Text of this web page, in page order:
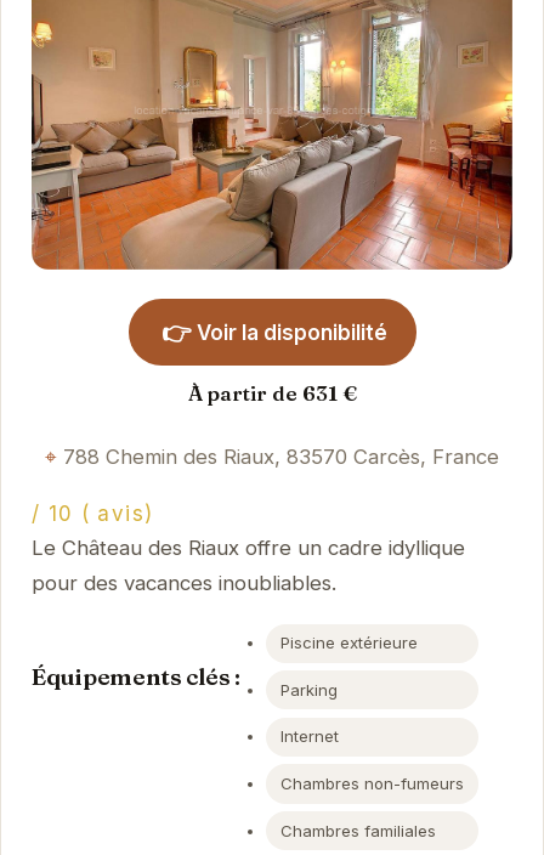
👉 Voir la disponibilité
À partir de 631 €
788 Chemin des Riaux, 83570 Carcès, France
/ 10 ( avis)
Le Château des Riaux offre un cadre idyllique
pour des vacances inoubliables.
Équipements clés :
Piscine extérieure
Parking
Internet
Chambres non-fumeurs
Chambres familiales